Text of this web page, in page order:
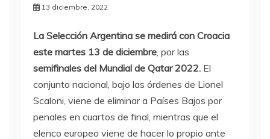
13 diciembre, 2022
La Selección Argentina se medirá con Croacia
este martes 13 de diciembre , por las
semifinales del Mundial de Qatar 2022. El
conjunto nacional, bajo las órdenes de Lionel
Scaloni, viene de eliminar a Países Bajos por
penales en cuartos de final, mientras que el
elenco europeo viene de hacer lo propio ante